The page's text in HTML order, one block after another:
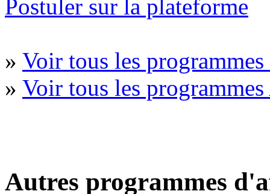
Postuler sur la plateforme
» Voir tous les
» Voir tous les
Autres programmes